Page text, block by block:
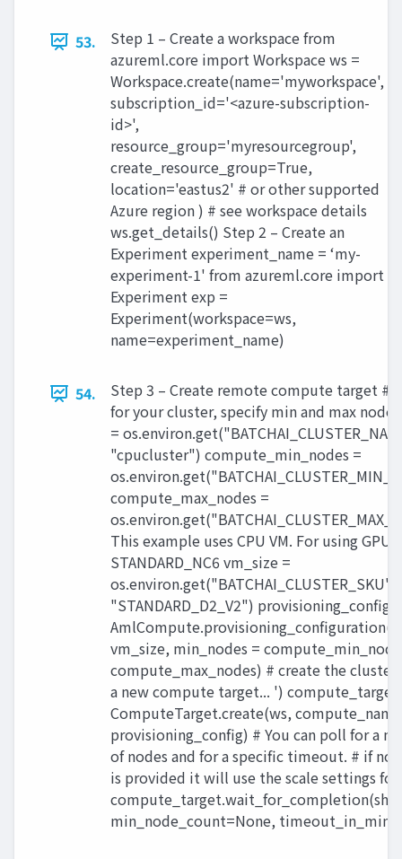
53.
Step 1 – Create a workspace from
azureml.core import Workspace ws =
Workspace.create(name='myworkspace',
subscription_id='<azure-subscription-
id>',
resource_group='myresourcegroup',
create_resource_group=True,
location='eastus2' # or other supported
Azure region ) # see workspace details
ws.get_details() Step 2 – Create an
Experiment experiment_name = ‘my-
experiment-1' from azureml.core import
Experiment exp =
Experiment(workspace=ws,
name=experiment_name)
54.
Step 3 – Create remote compute target #
for your cluster, specify min and max
=
"cpucluster") compute_min_nodes =
compute_max_nodes =
This example uses CPU VM. For using GPU
STANDARD_NC6 vm_size =
os.environ.get("BATCHAI_CLUSTER_SKU",
"STANDARD_D2_V2") provisioning_config =
AmlCompute.provisioning_configuration(
vm_size, min_nodes =
compute_max_nodes) # create the cluster
a new compute target... ') compute_target
ComputeTarget.create(ws,
provisioning_config) # You can poll for a
of nodes and for a specific timeout. # if no
is provided it will use the scale settings
min_node_count=None,